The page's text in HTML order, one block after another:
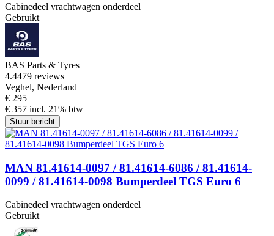
Cabinedeel vrachtwagen onderdeel
Gebruikt
BAS Parts & Tyres
4.4479 reviews
Veghel, Nederland
€ 295
€ 357 incl. 21% btw
Stuur bericht
MAN 81.41614-0097 / 81.41614-6086 / 81.41614-
0099 / 81.41614-0098 Bumperdeel TGS Euro 6
Cabinedeel vrachtwagen onderdeel
Gebruikt